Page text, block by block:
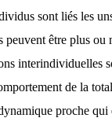
sont liés les
peuvent être plus
interindividuelles
de la
proche